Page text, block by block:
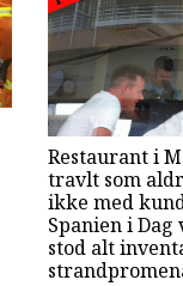
Restaurant i
travlt som
ikke med
Spanien i
stod alt